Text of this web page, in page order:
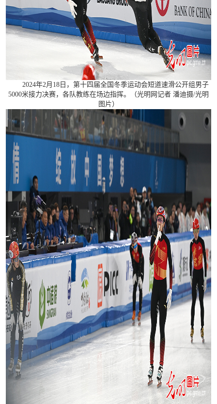
2024年2月18日，第十四届全国冬季运动会短道速滑公开组男子
5000米接力决赛，各队教练在场边指挥。（光明网记者 潘迪摄/光明
图片）